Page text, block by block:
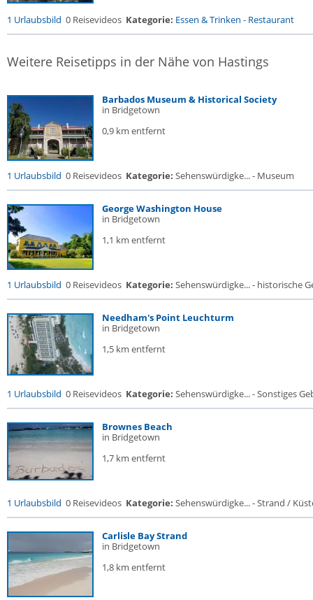
1 Urlaubsbild 0 Reisevideos Kategorie: Essen & Trinken - Restaurant
Weitere Reisetipps in der Nähe von Hastings
Barbados Museum & Historical Society
in Bridgetown
0,9 km entfernt
1 Urlaubsbild 0 Reisevideos Kategorie: Sehenswürdigke... - Museum
George Washington House
in Bridgetown
1,1 km entfernt
1 Urlaubsbild 0 Reisevideos Kategorie: Sehenswürdigke... - historische
Needham's Point Leuchturm
in Bridgetown
1,5 km entfernt
1 Urlaubsbild 0 Reisevideos Kategorie: Sehenswürdigke... - Sonstiges
Brownes Beach
in Bridgetown
1,7 km entfernt
1 Urlaubsbild 0 Reisevideos Kategorie: Sehenswürdigke... - Strand /
Carlisle Bay Strand
in Bridgetown
1,8 km entfernt